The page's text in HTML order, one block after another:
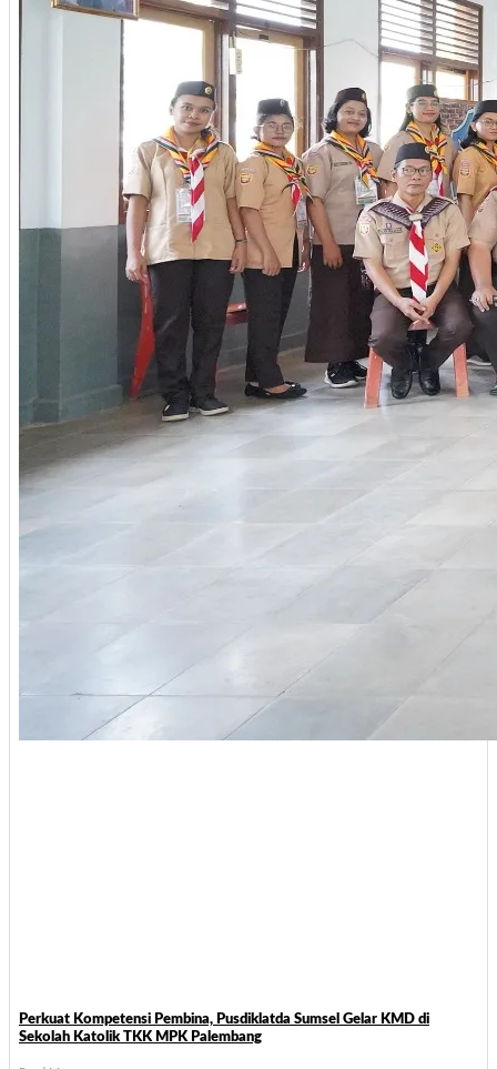
Perkuat Kompetensi Pembina, Pusdiklatda Sumsel Gelar KMD di
Sekolah Katolik TKK MPK Palembang